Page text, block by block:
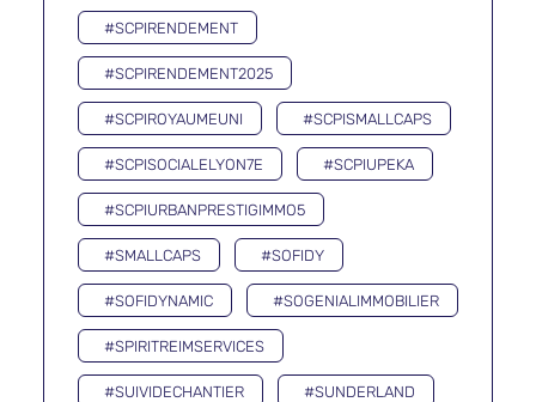
#SCPIRENDEMENT
#SCPIRENDEMENT2025
#SCPIROYAUMEUNI #SCPISMALLCAPS
#SCPISOCIALELYON7E #SCPIUPEKA
#SCPIURBANPRESTIGIMMO5
#SMALLCAPS #SOFIDY
#SOFIDYNAMIC #SOGENIALIMMOBILIER
#SPIRITREIMSERVICES
#SUIVIDECHANTIER #SUNDERLAND